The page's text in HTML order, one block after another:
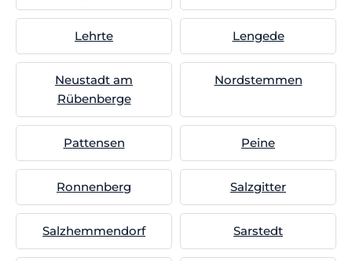
Lehrte Lengede
Neustadt am
Rübenberge
Nordstemmen
Pattensen Peine
Ronnenberg Salzgitter
Salzhemmendorf Sarstedt